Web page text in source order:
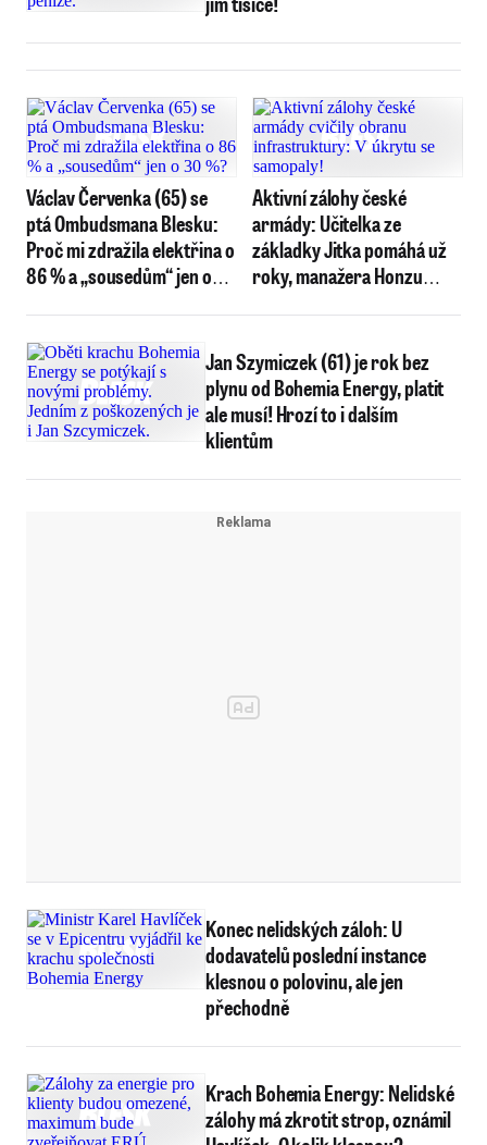
Václav Červenka (65) se
ptá Ombudsmana Blesku:
Proč mi zdražila elektřina o
86 % a „sousedům“ jen o
Aktivní zálohy české
armády: Učitelka ze
základky Jitka pomáhá už
roky, manažera Honzu
Jan Szymiczek (61) je rok bez
plynu od Bohemia Energy, platit
ale musí! Hrozí to i dalším
klientům
Konec nelidských záloh: U
dodavatelů poslední instance
klesnou o polovinu, ale jen
přechodně
Krach Bohemia Energy: Nelidské
zálohy má zkrotit strop, oznámil